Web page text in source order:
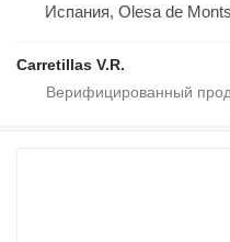
Испания, Olesa de
Carretillas V.R.